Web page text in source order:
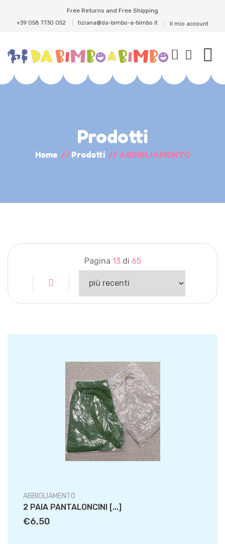
Free Returns and Free Shipping
+39 058 7730 052 tiziana@da-bimbo-a-bimbo.it Il mio account
Prodotti
Home // Prodotti // ABBIGLIAMENTO
Pagina 13 di 65
ABBIGLIAMENTO
2 PAIA PANTALONCINI [...]
€6,50